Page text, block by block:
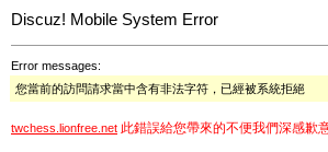
Discuz! Mobile System Error
Error messages:
您當前的訪問請求當中含有非法字符，已經被系統拒絕
twchess.lionfree.net 此錯誤給您帶來的不便我們深感歉